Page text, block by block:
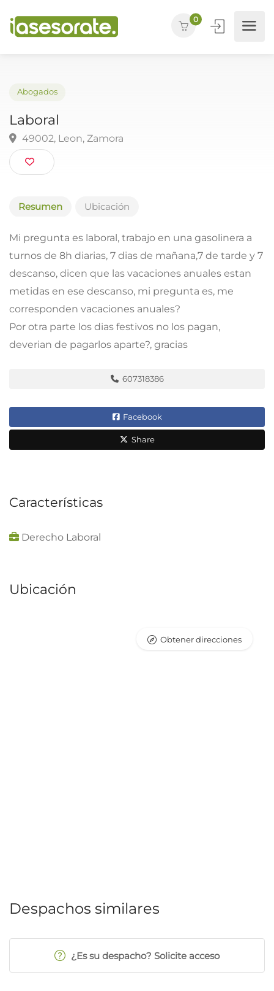
0
Laboral
49002, Leon, Zamora
Resumen Ubicación
Mi pregunta es laboral, trabajo en una gasolinera a
turnos de 8h diarias, 7 dias de mañana,7 de tarde y 7
descanso, dicen que las vacaciones anuales estan
metidas en ese descanso, mi pregunta es, me
corresponden vacaciones anuales?
Por otra parte los dias festivos no los pagan,
deverian de pagarlos aparte?, gracias
607318386
Facebook
Share
Características
Derecho Laboral
Ubicación
Obtener direcciones
Despachos similares
¿Es su despacho? Solicite acceso